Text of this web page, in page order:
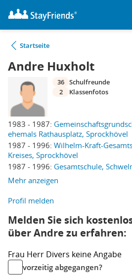
Startseite
Andre Huxholt
1983 - 1987:
ehemals Rathausplatz, Sprockhövel
1987 - 1996: Wilhelm-Kraft-
Kreises, Sprockhövel
1987 - 1996: Gesamtschule,
Mehr anzeigen
36 Schulfreunde
2
Klassenfotos
Profil melden
Melden Sie sich
über Andre zu erfahren:
Frau Herr Divers keine Angabe
vorzeitig abgegangen?